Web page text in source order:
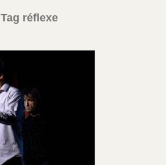
Tag réflexe